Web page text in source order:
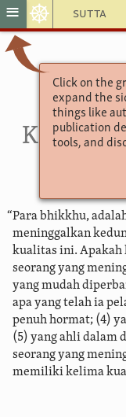
Sutta
≡ ☸
Click on the
expand the
things like
publication
tools, and
5.60.
“Para bhikkhu,
meninggalkan
kualitas ini. Apakah
seorang yang
yang mudah
apa yang telah ia
penuh hormat; (4)
(5) yang ahli dalam
seorang yang
memiliki kelima